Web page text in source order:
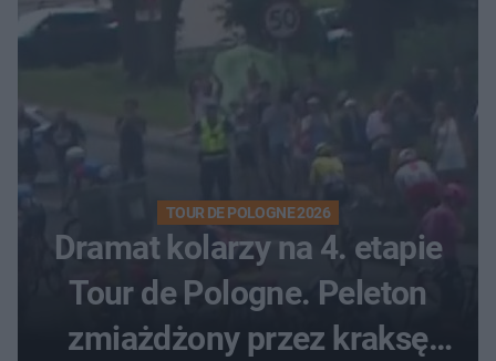
TOUR DE POLOGNE 2026
Dramat kolarzy na 4. etapie
Tour de Pologne. Peleton
zmiażdżony przez kraksę